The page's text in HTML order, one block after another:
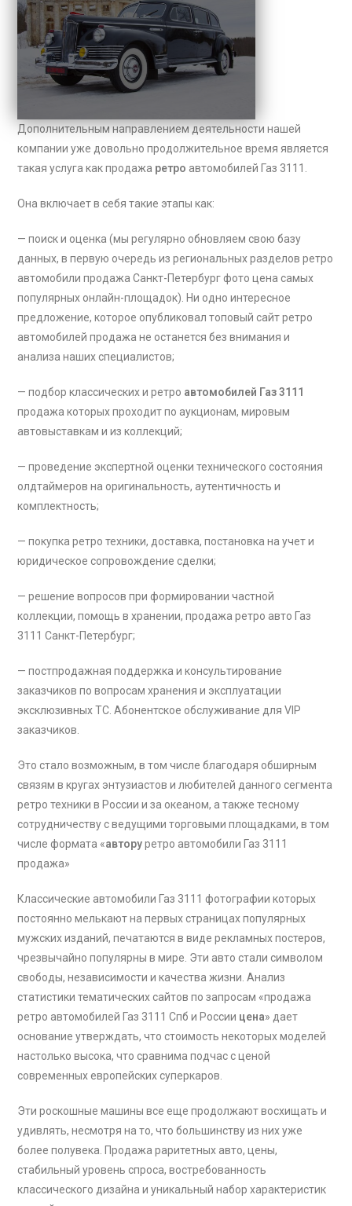
Дополнительным направлением деятельности нашей
компании уже довольно продолжительное время является
такая услуга как продажа ретро автомобилей Газ 3111 .
Она включает в себя такие этапы как:
— поиск и оценка (мы регулярно обновляем свою базу
данных, в первую очередь из региональных разделов ретро
автомобили продажа Санкт-Петербург фото цена самых
популярных онлайн-площадок). Ни одно интересное
предложение, которое опубликовал топовый сайт ретро
автомобилей продажа не останется без внимания и
анализа наших специалистов;
— подбор классических и ретро автомобилей Газ 3111
продажа которых проходит по аукционам, мировым
автовыставкам и из коллекций;
— проведение экспертной оценки технического состояния
олдтаймеров на оригинальность, аутентичность и
комплектность;
— покупка ретро техники, доставка, постановка на учет и
юридическое сопровождение сделки;
— решение вопросов при формировании частной
коллекции, помощь в хранении, продажа ретро авто Газ
3111 Санкт-Петербург;
— постпродажная поддержка и консультирование
заказчиков по вопросам хранения и эксплуатации
эксклюзивных ТС. Абонентское обслуживание для VIP
заказчиков.
Это стало возможным, в том числе благодаря обширным
связям в кругах энтузиастов и любителей данного сегмента
ретро техники в России и за океаном, а также тесному
сотрудничеству с ведущими торговыми площадками, в том
числе формата «авторуретро автомобили Газ 3111
продажа»
Классические автомобили Газ 3111 фотографии которых
постоянно мелькают на первых страницах популярных
мужских изданий, печатаются в виде рекламных постеров,
чрезвычайно популярны в мире. Эти авто стали символом
свободы, независимости и качества жизни. Анализ
статистики тематических сайтов по запросам «продажа
ретро автомобилей Газ 3111 Спб и России цена» дает
основание утверждать, что стоимость некоторых моделей
настолько высока, что сравнима подчас с ценой
современных европейских суперкаров.
Эти роскошные машины все еще продолжают восхищать и
удивлять, несмотря на то, что большинству из них уже
более полувека. Продажа раритетных авто, цены,
стабильный уровень спроса, востребованность
классического дизайна и уникальный набор характеристик